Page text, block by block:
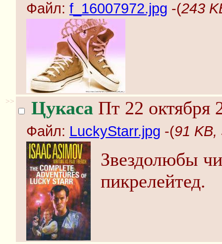
Файл: f_16007972.jpg -(243
>> Цукаса Пт 22 октября
Файл: LuckyStarr.jpg -(91 KB,
Звездолюбы
пикрелейтед.